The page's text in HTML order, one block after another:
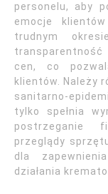
personelu, aby
emocje
trudnym
transparentność
cen, co
klientów. Należy
sanitarno-
tylko spełnia
postrzeganie
przeglądy
dla
działania